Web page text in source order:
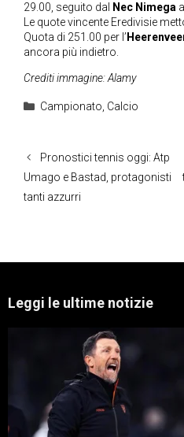
29.00, seguito dal
Nec Nimega
Le quote vincente Eredivisie
Quota di 251.00 per l’
ancora più indietro.
Crediti immagine: Alamy
Categorie
Campionato, Calcio
Pronostici tennis oggi: Atp
Umago e Bastad, protagonisti
tanti azzurri
Leggi le ultime notizie